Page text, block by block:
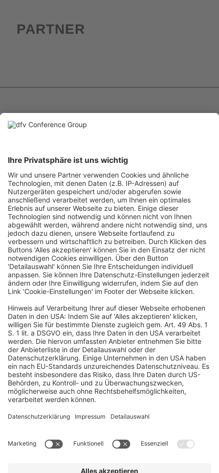
PARTNER
EIN BUSINESS-EVENT
IHRE
ANSPRECHPARTNER:INNEN
Programm & Projektleitung
Diana Goldbeck
diana.goldbeck@dfvcg.de
Organisation
Marie Hartmann
marie.hartmann@dfvcg.de
+49 69 7595 3028
Marketing
elisa.grimm@dfvcg.de